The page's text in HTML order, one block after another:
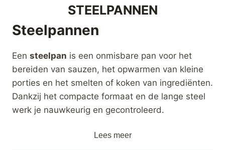
STEELPANNEN
Steelpannen
Een steelpan is een onmisbare pan voor het
bereiden van sauzen, het opwarmen van kleine
porties en het smelten of koken van ingrediënten.
Dankzij het compacte formaat en de lange steel
werk je nauwkeurig en gecontroleerd.
Lees meer